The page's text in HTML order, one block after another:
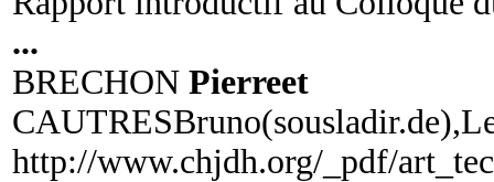
...
BRECHON Pierreet
http://www.chjdh.org/_pdf/